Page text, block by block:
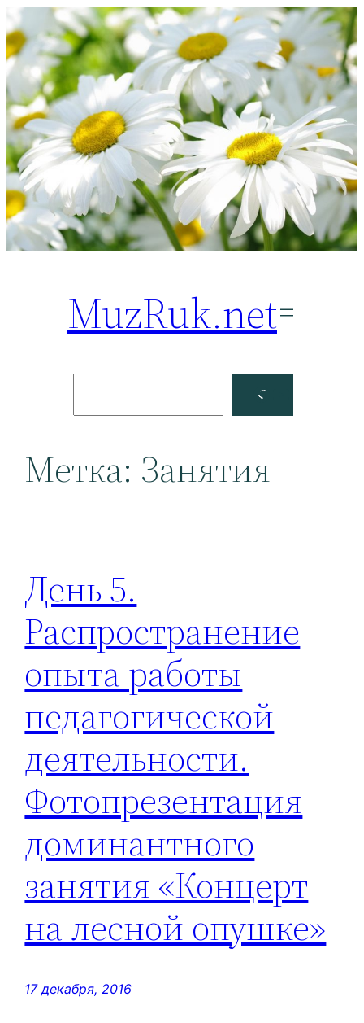
Перейти
к
содержимому
MuzRuk.net
Facebook
Метка: Занятия
День 5.
Распространение
опыта работы
педагогической
деятельности.
Фотопрезентация
доминантного
занятия «Концерт
на лесной опушке»
17 декабря, 2016